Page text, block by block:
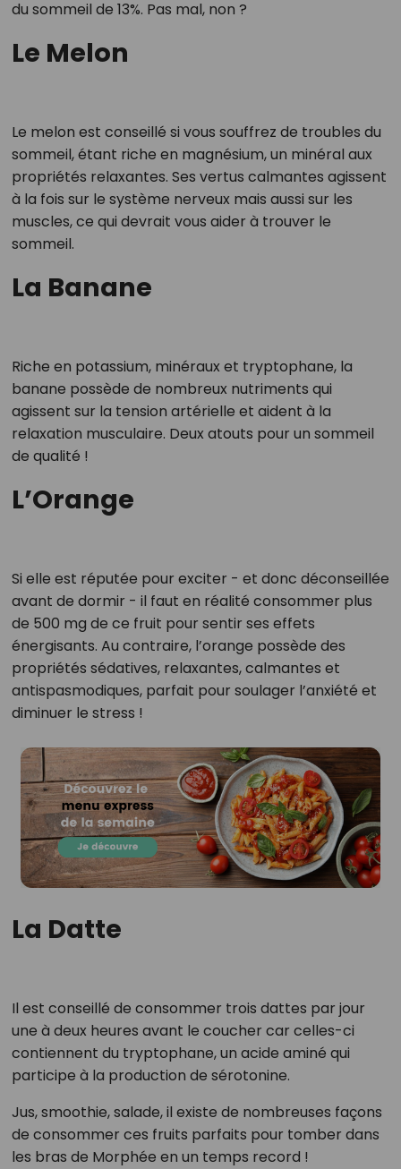
du sommeil de 13%. Pas mal, non ?
Le Melon
Le melon est conseillé si vous souffrez de troubles du
sommeil, étant riche en magnésium, un minéral aux
propriétés relaxantes. Ses vertus calmantes agissent
à la fois sur le système nerveux mais aussi sur les
muscles, ce qui devrait vous aider à trouver le
sommeil.
La Banane
Riche en potassium, minéraux et tryptophane, la
banane possède de nombreux nutriments qui
agissent sur la tension artérielle et aident à la
relaxation musculaire. Deux atouts pour un sommeil
de qualité !
L’Orange
Si elle est réputée pour exciter - et donc déconseillée
avant de dormir - il faut en réalité consommer plus
de 500 mg de ce fruit pour sentir ses effets
énergisants. Au contraire, l’orange possède des
propriétés sédatives, relaxantes, calmantes et
antispasmodiques, parfait pour soulager l’anxiété et
diminuer le stress !
La Datte
Il est conseillé de consommer trois dattes par jour
une à deux heures avant le coucher car celles-ci
contiennent du tryptophane, un acide aminé qui
participe à la production de sérotonine.
Jus, smoothie, salade, il existe de nombreuses façons
de consommer ces fruits parfaits pour tomber dans
les bras de Morphée en un temps record !